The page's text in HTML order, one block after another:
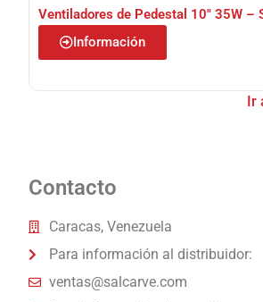
Ventiladores de Pedestal 10″ 35W –
Información
Ir
Contacto
Caracas, Venezuela
Para información al distribuidor:
ventas@salcarve.com